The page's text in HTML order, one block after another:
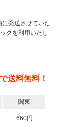
に発送させていた
クを利用いたし
送料無料！
関東
660円